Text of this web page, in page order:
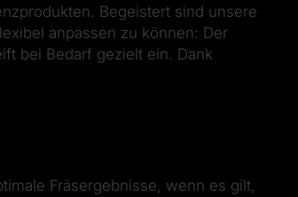
Begeistert sind unsere
anpassen zu können: Der
bei Bedarf gezielt ein. Dank
Fräsergebnisse, wenn es gilt,